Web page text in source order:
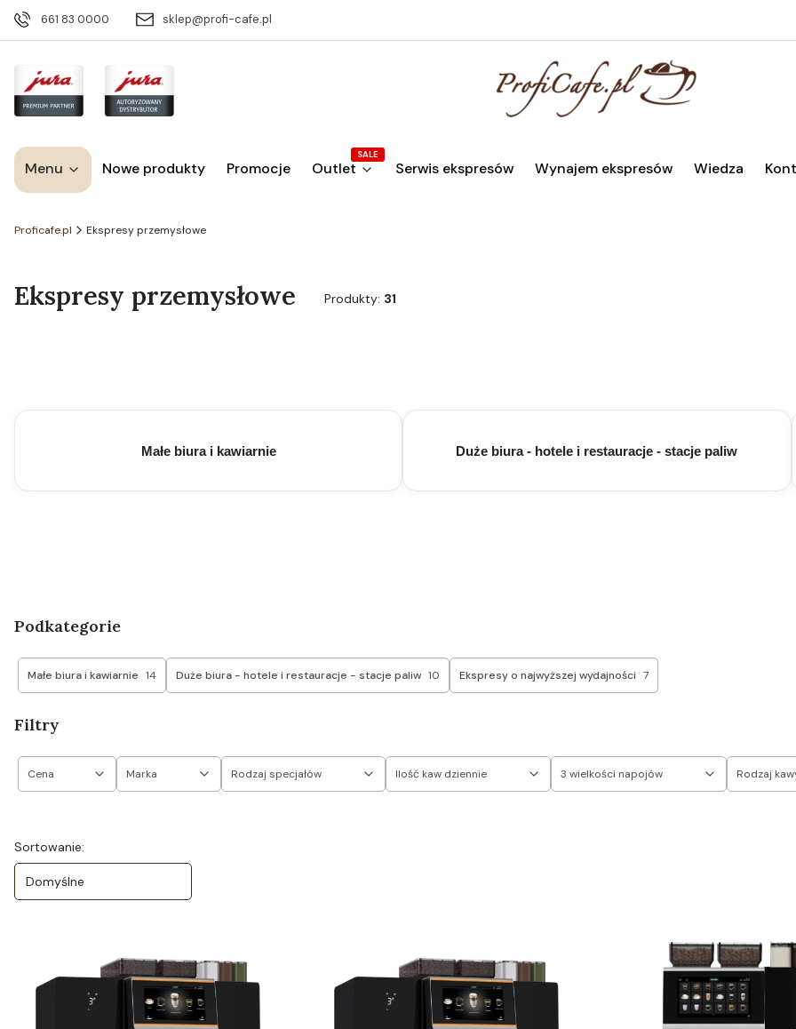
661 83 0000 sklep@profi-cafe.pl
Menu Nowe produkty Promocje Outlet
SALE
Serwis ekspresów Wynajem ekspresów Wiedza
Proficafe.pl Ekspresy przemysłowe
Ekspresy przemysłowe Produkty: 31
Małe biura i kawiarnie Duże biura - hotele i restauracje - stacje paliw
Podkategorie
Małe biura i kawiarnie 14 Duże biura - hotele i restauracje - stacje paliw 10 Ekspresy o najwyższej wydajności 7
Filtry
Cena Marka Rodzaj specjałów Ilość kaw dziennie 3 wielkości napojów Rodzaj
Lista produktów
Sortowanie:
Domyślne